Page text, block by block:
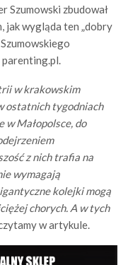
Szumowski zbudował
jak wygląda ten „dobry
w krakowskim
ostatnich tygodniach
w Małopolsce, do
z nich trafia na
wymagają
kolejki mogą
chorych. A w tych
w artykule.